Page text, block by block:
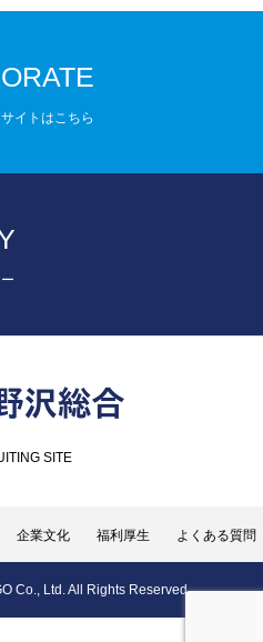
イトはこちら
SITE
企業文化 福利厚生 よくある質問
Co., Ltd. All Rights Reserved.